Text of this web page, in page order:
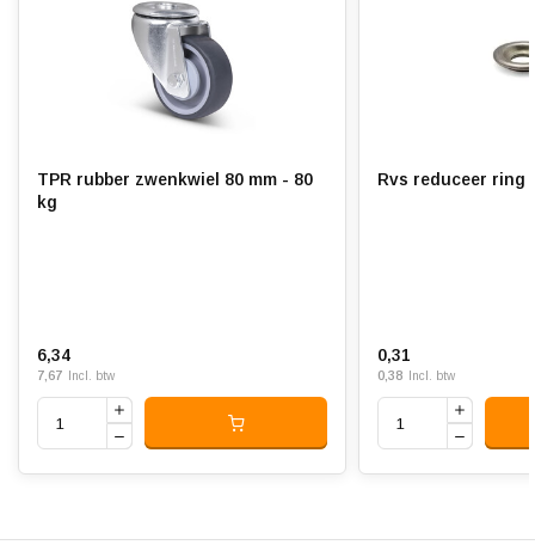
Geluiddempend:
TPR rubber zwenkwiel 80 mm - 80
kg
6,34
7,67 Incl. btw
0,31
0,38 Incl. btw